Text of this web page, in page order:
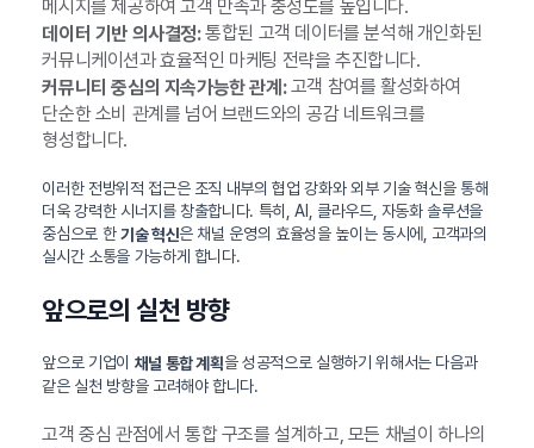
메시지를 제공하여 고객 만족과 충성도를 높입니다.
데이터 기반 의사결정:통합된 고객 데이터를 분석해 개인화된
커뮤니케이션과 효율적인 마케팅 전략을 추진합니다.
커뮤니티 중심의 지속가능한 관계:고객 참여를 활성화하여
단순한 소비 관계를 넘어 브랜드와의 공감 네트워크를
형성합니다.
이러한 전방위적 접근은 조직 내부의 협업 강화와 외부 기술 혁신을 통해
더욱 강력한 시너지를 창출합니다. 특히, AI, 클라우드, 자동화 솔루션을
중심으로 한기술 혁신은 채널 운영의 효율성을 높이는 동시에, 고객과의
실시간 소통을 가능하게 합니다.
앞으로의 실천 방향
앞으로 기업이 채널 통합 계획을 성공적으로 실행하기 위해서는 다음과
같은 실천 방향을 고려해야 합니다.
고객 중심 관점에서 통합 구조를 설계하고, 모든 채널이 하나의